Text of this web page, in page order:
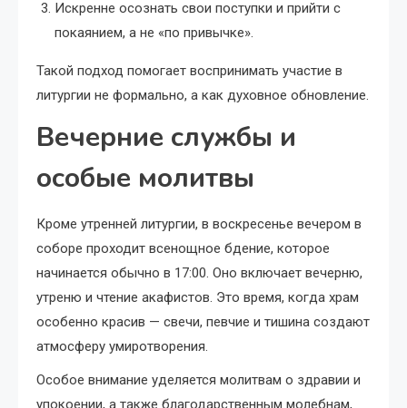
Искренне осознать свои поступки и прийти с
покаянием, а не «по привычке».
Такой подход помогает воспринимать участие в
литургии не формально, а как духовное обновление.
Вечерние службы и
особые молитвы
Кроме утренней литургии, в воскресенье вечером в
соборе проходит всенощное бдение, которое
начинается обычно в 17:00. Оно включает вечерню,
утреню и чтение акафистов. Это время, когда храм
особенно красив — свечи, певчие и тишина создают
атмосферу умиротворения.
Особое внимание уделяется молитвам о здравии и
упокоении, а также благодарственным молебнам,